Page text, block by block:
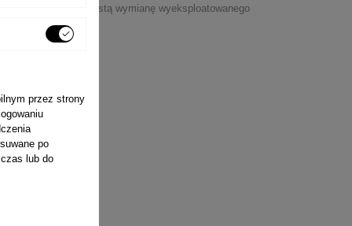
, umożliwiają prostą wymianę wyeksploatowanego
przez strony
po
lub do